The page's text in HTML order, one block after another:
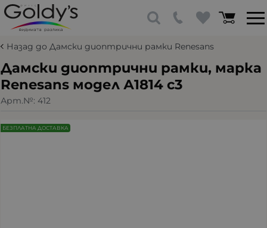
Назад до Дамски диоптрични рамки Renesans
Дамски диоптрични рамки, марка
Renesans модел А1814 с3
Арт.№: 412
БЕЗПЛАТНА ДОСТАВКА